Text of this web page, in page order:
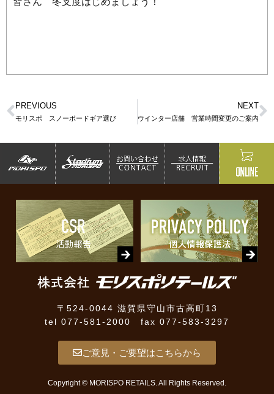
PREVIOUS
モリスポ スノーボードギア選び
NEXT
ウインター店舗 営業時間変更のご案内
〒524-0044 滋賀県守山市古高町13
tel 077-581-2000 fax 077-583-3297
ご意見・ご要望はこちらから
Copyright © MORISPO RETAILS. All Rights Reserved.